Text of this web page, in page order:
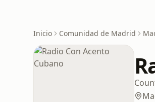
Inicio Comunidad de Madrid